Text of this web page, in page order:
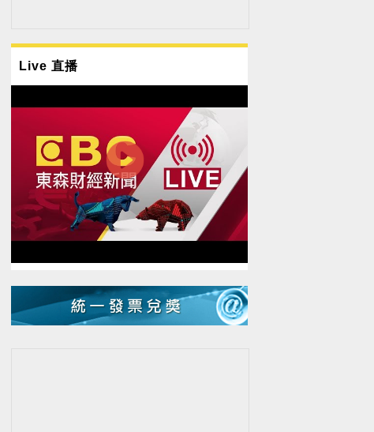
Live 直播